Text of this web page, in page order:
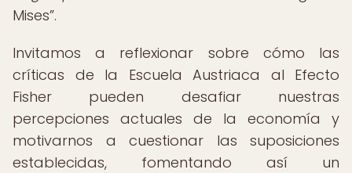
Mises .
Invitamos a reflexionar sobre cómo las
críticas de la Escuela Austriaca al Efecto
Fisher pueden desafiar nuestras
percepciones actuales de la economía y
motivarnos a cuestionar las suposiciones
establecidas, fomentando así un